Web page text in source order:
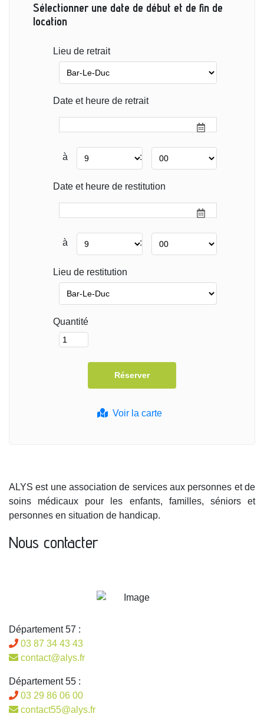
Sélectionner une date de début et de fin de
location
Voir la carte
Lieu de retrait
Date et heure de retrait
à :
Date et heure de restitution
à :
Lieu de restitution
Quantité
ALYS est une association de services aux personnes et de
soins médicaux pour les enfants, familles, séniors et
personnes en situation de handicap.
Nous contacter
Département 57 :
03 87 34 43 43
contact@alys.fr
Département 55 :
03 29 86 06 00
contact55@alys.fr